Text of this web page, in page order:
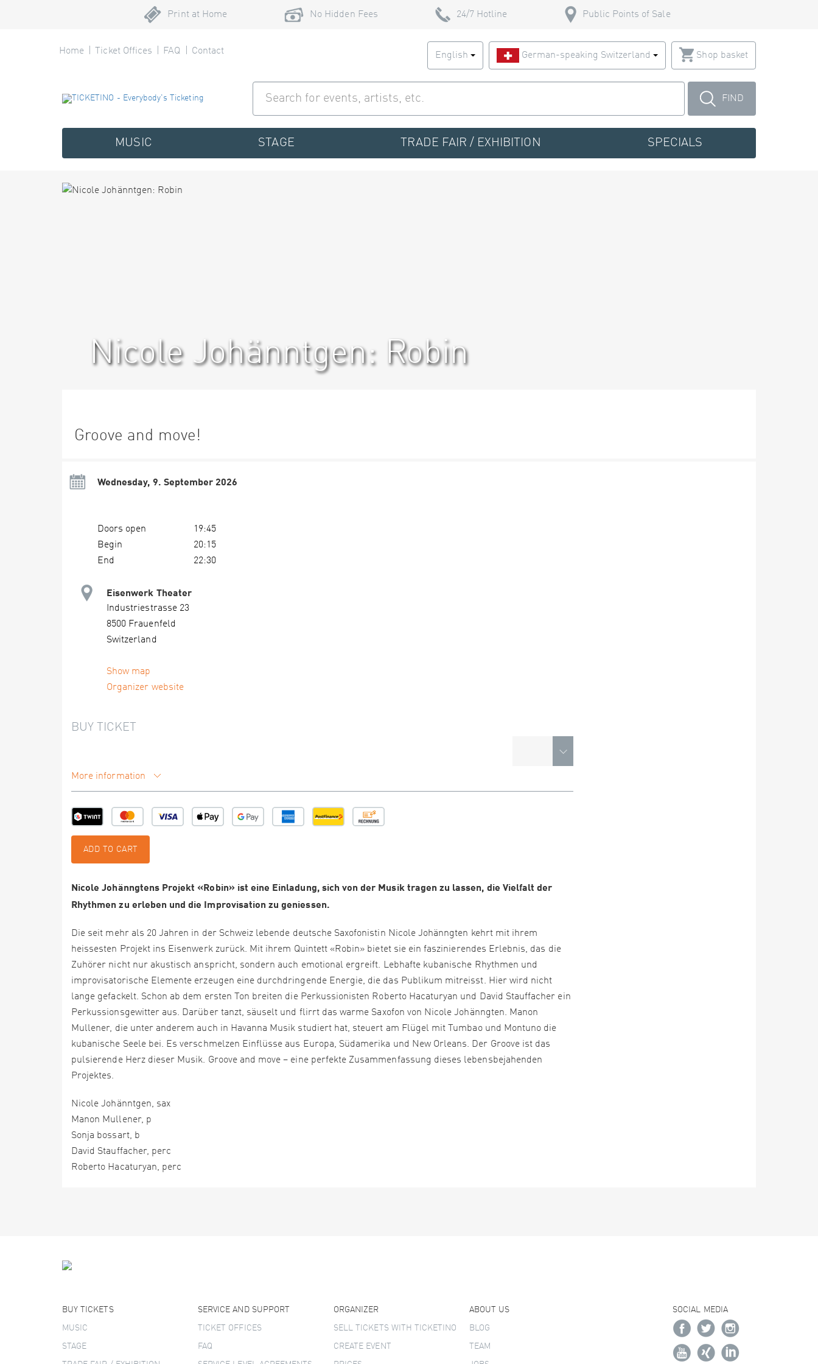
Print at Home No Hidden Fees 24/7 Hotline Public Points of Sale
Home Ticket Offices FAQ Contact English German-speaking Switzerland Shop basket
FIND
MUSIC STAGE TRADE FAIR / EXHIBITION SPECIALS
Nicole Johänntgen: Robin
Groove and move!
Wednesday, 9. September 2026
Doors open
19:45
Begin
20:15
End
22:30
Eisenwerk Theater
Industriestrasse 23
8500 Frauenfeld
Switzerland
Show map
Organizer website
BUY TICKET
More information
ADD TO CART
Nicole Johänngtens Projekt «Robin» ist eine Einladung, sich von der Musik tragen zu lassen, die Vielfalt der
Rhythmen zu erleben und die Improvisation zu geniessen.
Die seit mehr als 20 Jahren in der Schweiz lebende deutsche Saxofonistin Nicole Johänngten kehrt mit ihrem
heissesten Projekt ins Eisenwerk zurück. Mit ihrem Quintett «Robin» bietet sie ein faszinierendes Erlebnis, das die
Zuhörer nicht nur akustisch anspricht, sondern auch emotional ergreift. Lebhafte kubanische Rhythmen und
improvisatorische Elemente erzeugen eine durchdringende Energie, die das Publikum mitreisst. Hier wird nicht
lange gefackelt. Schon ab dem ersten Ton breiten die Perkussionisten Roberto Hacaturyan und David Stauffacher ein
Perkussionsgewitter aus. Darüber tanzt, säuselt und flirrt das warme Saxofon von Nicole Johänngten. Manon
Mullener, die unter anderem auch in Havanna Musik studiert hat, steuert am Flügel mit Tumbao und Montuno die
kubanische Seele bei. Es verschmelzen Einflüsse aus Europa, Südamerika und New Orleans. Der Groove ist das
pulsierende Herz dieser Musik. Groove and move – eine perfekte Zusammenfassung dieses lebensbejahenden
Projektes.
Nicole Johänntgen, sax
Manon Mullener, p
Sonja bossart, b
David Stauffacher, perc
Roberto Hacaturyan, perc
BUY TICKETS
MUSIC
STAGE
SERVICE AND SUPPORT
TICKET OFFICES
FAQ
ORGANIZER
SELL TICKETS WITH TICKETINO
CREATE EVENT
ABOUT US
BLOG
TEAM
SOCIAL MEDIA